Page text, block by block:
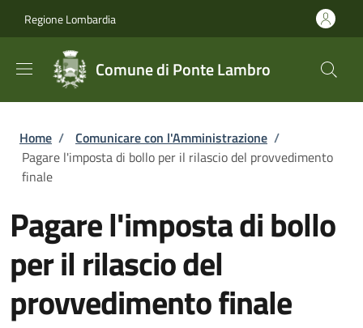
Regione Lombardia
Comune di Ponte Lambro
Briciole di pane
Home / Comunicare con l'Amministrazione /
Pagare l'imposta di bollo per il rilascio del provvedimento
finale
Pagare l'imposta di bollo
per il rilascio del
provvedimento finale